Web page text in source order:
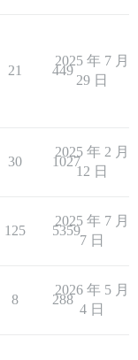
21 449
2025 年 7 月
29 日
30 1027
2025 年 2 月
12 日
125 5359
2025 年 7 月
7 日
8 288
2026 年 5 月
4 日